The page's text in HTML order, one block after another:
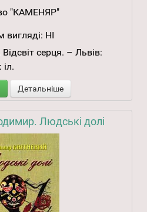
"КАМЕНЯР"
вигляді: НІ
серця. – Львів:
Детальніше
Людські долі